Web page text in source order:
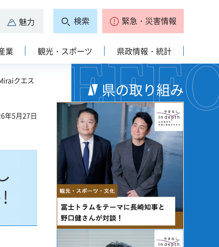
魅力 検索 緊急・災害情報
業 観光・スポーツ 県政情報・統計
クエス
年5月27日
県の取り組み